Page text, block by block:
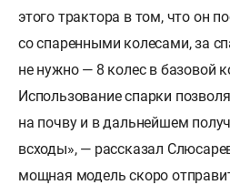
этого трактора в том, что он
со спаренными колесами, за
не нужно — 8 колес в базовой
Использование спарки
на почву и в дальнейшем
всходы», — рассказал
мощная модель скоро